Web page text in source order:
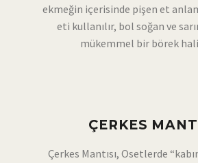
ekmeğin içerisinde pişen et
eti kullanılır, bol soğan ve
mükemmel bir börek
ÇERKES
Çerkes Mantısı, Osetlerde